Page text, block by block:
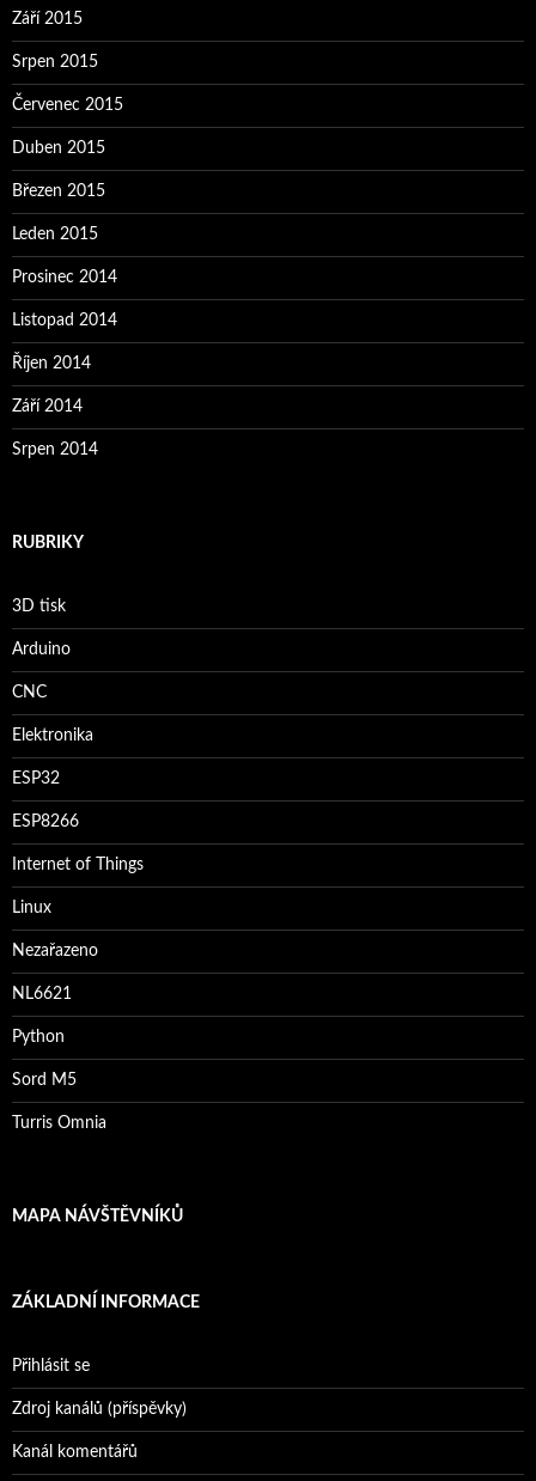
Září 2015
Srpen 2015
Červenec 2015
Duben 2015
Březen 2015
Leden 2015
Prosinec 2014
Listopad 2014
Říjen 2014
Září 2014
Srpen 2014
RUBRIKY
3D tisk
Arduino
CNC
Elektronika
ESP32
ESP8266
Internet of Things
Linux
Nezařazeno
NL6621
Python
Sord M5
Turris Omnia
MAPA NÁVŠTĚVNÍKŮ
ZÁKLADNÍ INFORMACE
Přihlásit se
Zdroj kanálů (příspěvky)
Kanál komentářů